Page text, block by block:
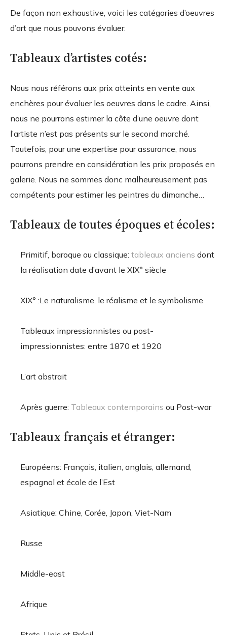
De façon non exhaustive, voici les catégories d’oeuvres
d’art que nous pouvons évaluer:
Tableaux d’artistes cotés:
Nous nous référons aux prix atteints en vente aux
enchères pour évaluer les oeuvres dans le cadre. Ainsi,
nous ne pourrons estimer la côte d’une oeuvre dont
l’artiste n’est pas présents sur le second marché.
Toutefois, pour une expertise pour assurance, nous
pourrons prendre en considération les prix proposés en
galerie. Nous ne sommes donc malheureusement pas
compétents pour estimer les peintres du dimanche…
Tableaux de toutes époques et écoles:
Primitif, baroque ou classique: tableaux anciens dont
la réalisation date d’avant le XIX° siècle
XIX° :Le naturalisme, le réalisme et le symbolisme
Tableaux impressionnistes ou post-
impressionnistes: entre 1870 et 1920
L’art abstrait
Après guerre: Tableaux contemporains ou Post-war
Tableaux français et étranger:
Européens: Français, italien, anglais, allemand,
espagnol et école de l’Est
Asiatique: Chine, Corée, Japon, Viet-Nam
Russe
Middle-east
Afrique